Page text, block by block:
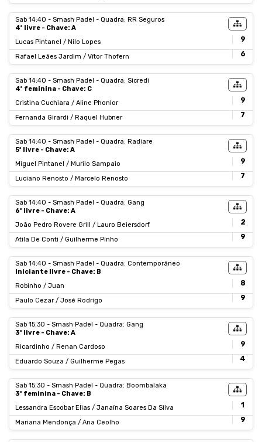
Sab 14:40 - Smash Padel - Quadra: RR Seguros
4ª livre - Chave: A
Lucas Pintanel / Nilo Lopes
9
Rafael Leães Jardim / Vítor Thofern 6
Sab 14:40 - Smash Padel - Quadra: Sicredi
4ª feminina - Chave: C
Cristina Cuchiara / Aline Phonlor
9
Fernanda Girardi / Raquel Hubner 7
Sab 14:40 - Smash Padel - Quadra: Radiare
5ª livre - Chave: A
Miguel Pintanel / Murilo Sampaio
9
Luciano Renosto / Marcelo Renosto 7
Sab 14:40 - Smash Padel - Quadra: Gang
6ª livre - Chave: A
João Pedro Rovere Grill / Lauro Beiersdorf
2
Atila De Conti / Guilherme Pinho 9
Sab 14:40 - Smash Padel - Quadra: Contemporâneo
Iniciante livre - Chave: B
Robinho / Juan
8
Paulo Cezar / José Rodrigo 9
Sab 15:30 - Smash Padel - Quadra: Gang
3ª livre - Chave: A
Ricardinho / Renan Cardoso
9
Eduardo Souza / Guilherme Pegas 4
Sab 15:30 - Smash Padel - Quadra: Boombalaka
3ª feminina - Chave: B
Lessandra Escobar Elias / Janaína Soares Da Silva
1
Mariana Mendonça / Ana Ceolho 9